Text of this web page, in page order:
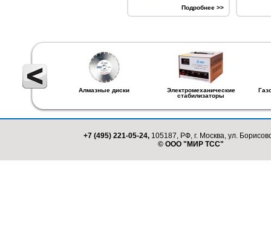
Подробнее >>
Алмазные диски
Электромеханические
стабилизаторы
+7 (495) 221-05-24, 105187, РФ, г. Москва, ул.
© ООО "МИР ТСС"